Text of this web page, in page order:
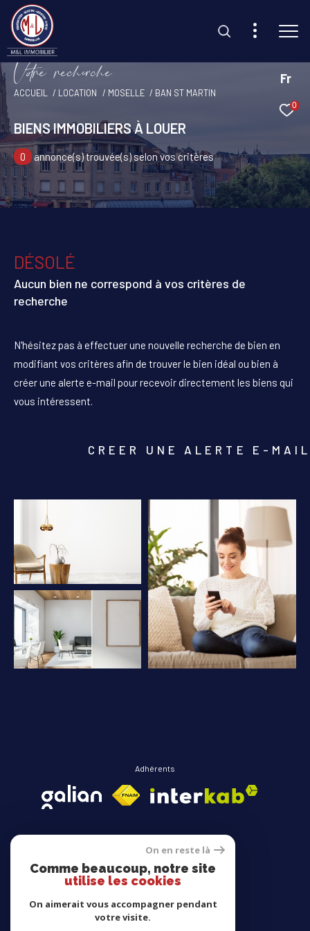
Fr
0
Vore recece
ACCUEIL LOCATION MOSELLE BAN ST MARTIN
BIENS IMMOBILIERS À LOUER
0 annonce(s) trouvée(s) selon vos critères
DÉSOLÉ
Aucun bien ne correspond à vos critères de
recherche
N'hésitez pas à effectuer une nouvelle recherche de bien en
modifiant vos critères afin de trouver le bien idéal ou bien à
créer une alerte e-mail pour recevoir directement les biens qui
vous intéressent.
CREER UNE ALERTE E-
Adhérents
Avis clients
On en reste là
Comme beaucoup, notre site
utilise les cookies
On aimerait vous accompagner pendant
votre visite.
Effectuer une recherche
et trouvez le bien qui correspond à vos critères
Type d'offre
Location
1 2 3 4 5+
Localisation
AFFINER LES CRITÈRES
PARKING TERRASSE PISCINE
FILTRER PAR
COUPS DE COEUR EXCLUSIVITÉS